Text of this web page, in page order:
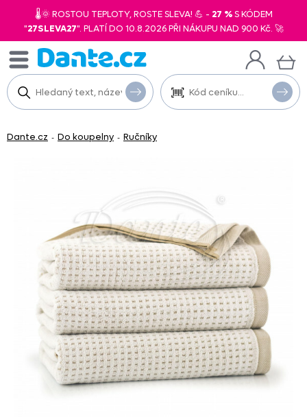
🌡️🌞 ROSTOU TEPLOTY, ROSTE SLEVA! 💪 - 27 %S KÓDEM
"27SLEVA27". PLATÍ DO 10.8.2026 PŘI NÁKUPU NAD 900 Kč. 🚀
Dante.cz - Do koupelny - Ručníky